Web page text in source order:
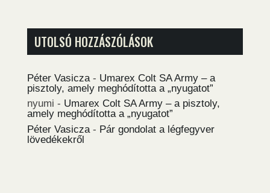
UTOLSÓ HOZZÁSZÓLÁSOK
Péter Vasicza - Umarex Colt SA Army – a
pisztoly, amely meghódította a „nyugatot”
nyumi - Umarex Colt SA Army – a pisztoly,
amely meghódította a „nyugatot”
Péter Vasicza - Pár gondolat a légfegyver
lövedékekről